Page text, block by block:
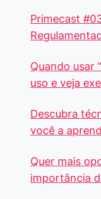
Primecast
Quando usar
uso e veja
Descubra
você a
Quer mais
importância